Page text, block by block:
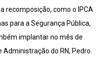
recomposição, como o IPCA
para a Segurança Pública,
implantar no mês de
Administração do RN, Pedro